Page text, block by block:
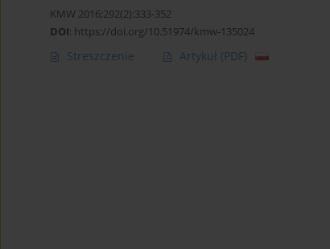
KMW 2016;292(2):333-352
DOI: https://doi.org/10.51974/kmw-135024
Streszczenie Artykuł (PDF)